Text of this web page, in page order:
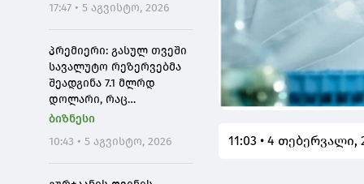
მუშაობა, რამაც ქვეყნის
მასშტაბით
ელექტროენერგიის
დროებითი გათიშვა
გამოიწვია
17:47 • 5 აგვისტო, 2026
პრემიერი: გასულ თვეში
სავალუტო რეზერვებმა
შეადგინა 7.1 მლრდ
დოლარი, რაც
ისტორიული მაქსიმუმია,
გაიზარდა 52 %-ით, ეს
ყველაფერი
ეკონომიკური
ბიზნესი
10:43 • 5 აგვისტო, 2026
11:03 • 4 თებერვალი,